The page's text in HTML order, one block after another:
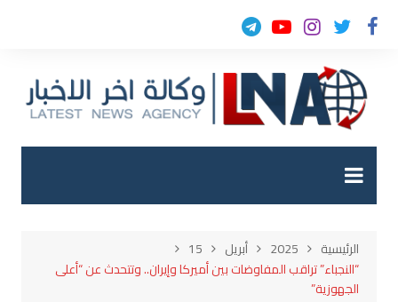
التجاوز
الرئيسية 2025 أبريل
15
“النجباء” تراقب المفاوضات بين أميركا وإيران.. وتتحدث عن “أعلى
الجهوزية”